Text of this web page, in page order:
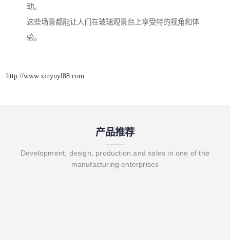
动。
这些场景都能让人们在玻璃观景台上享受特的视角和体
验。
http://www.xinyuyl88.com
产品推荐
Development, design, production and sales in one of the
manufacturing enterprises